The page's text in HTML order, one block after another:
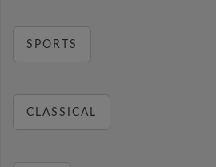
SPORTS
CLASSICAL